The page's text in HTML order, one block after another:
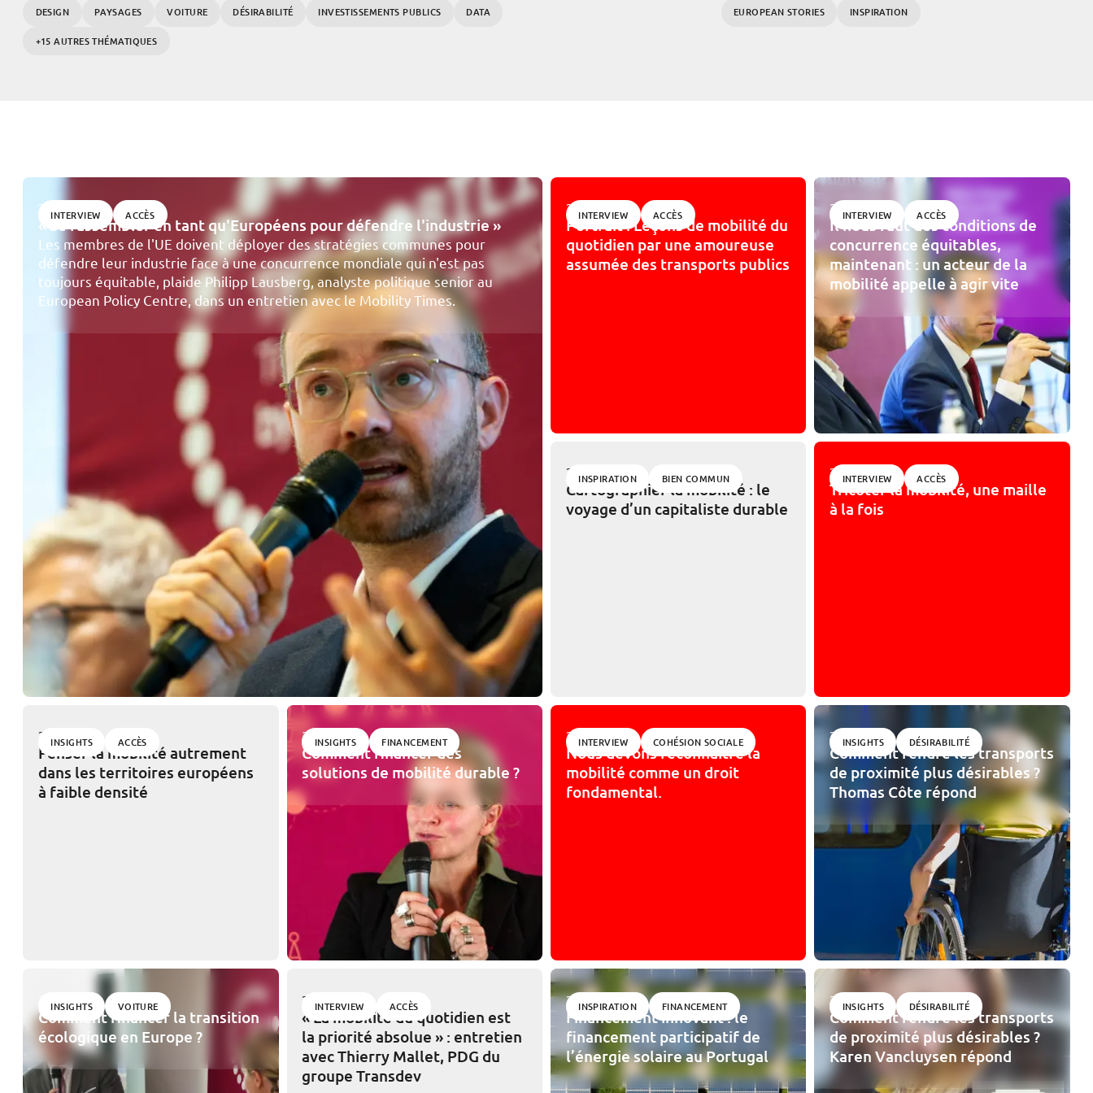
DESIGN PAYSAGES VOITURE DÉSIRABILITÉ INVESTISSEMENTS PUBLICS DATA
+15 AUTRES THÉMATIQUES
EUROPEAN STORIES INSPIRATION
INTERVIEW ACCÈS
24/06/2026
« Se rassembler en tant qu'Européens pour défendre l'industrie »
Les membres de l'UE doivent déployer des stratégies communes pour
défendre leur industrie face à une concurrence mondiale qui n'est pas
toujours équitable, plaide Philipp Lausberg, analyste politique senior au
European Policy Centre, dans un entretien avec le Mobility Times.
INTERVIEW ACCÈS
23/06/2026
Portrait : Leçons de mobilité du
quotidien par une amoureuse
assumée des transports publics
INTERVIEW ACCÈS
22/06/2026
Il nous faut des conditions de
concurrence équitables,
maintenant : un acteur de la
mobilité appelle à agir vite
INSPIRATION BIEN COMMUN
28/04/2026
Cartographier la mobilité : le
voyage d’un capitaliste durable
INTERVIEW ACCÈS
27/04/2026
Tricoter la mobilité, une maille
à la fois
INSIGHTS ACCÈS
27/04/2026
Penser la mobilité autrement
dans les territoires européens
à faible densité
INSIGHTS FINANCEMENT
31/10/2025
Comment financer des
solutions de mobilité durable ?
INTERVIEW COHÉSION SOCIALE
29/10/2025
Nous devons reconnaître la
mobilité comme un droit
fondamental.
INSIGHTS DÉSIRABILITÉ
28/10/2025
Comment rendre les transports
de proximité plus désirables ?
Thomas Côte répond
INSIGHTS VOITURE
28/10/2025
Comment financer la transition
écologique en Europe ?
INTERVIEW ACCÈS
28/10/2025
« La mobilité du quotidien est
la priorité absolue » : entretien
avec Thierry Mallet, PDG du
groupe Transdev
INSPIRATION FINANCEMENT
27/10/2025
Financement innovant : le
financement participatif de
l’énergie solaire au Portugal
INSIGHTS DÉSIRABILITÉ
26/10/2025
Comment rendre les transports
de proximité plus désirables ?
Karen Vancluysen répond